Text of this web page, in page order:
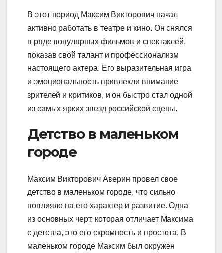
В этот период Максим Викторович начал
активно работать в театре и кино. Он снялся
в ряде популярных фильмов и спектаклей,
показав свой талант и профессионализм
настоящего актера. Его выразительная игра
и эмоциональность привлекли внимание
зрителей и критиков, и он быстро стал одной
из самых ярких звезд российской сцены.
Детство в маленьком
городе
Максим Викторович Аверин провел свое
детство в маленьком городе, что сильно
повлияло на его характер и развитие. Одна
из основных черт, которая отличает Максима
с детства, это его скромность и простота. В
маленьком городе Максим был окружен